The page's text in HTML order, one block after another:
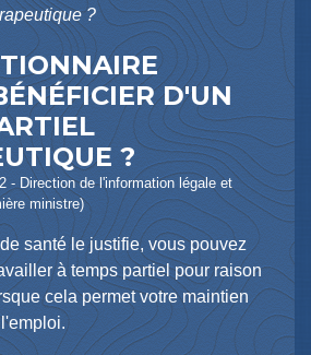
?
D'UN
?
- Direction de l'information légale et
ministre)
santé le justifie, vous pouvez
à temps partiel pour raison
cela permet votre maintien